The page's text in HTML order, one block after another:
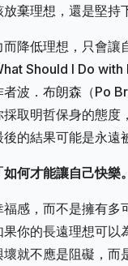
棄理想，還是堅持
而降低理想，只會讓
Should I Do
波．布朗森（Po
取明哲保身的態度
的結果可能是永遠
何才能讓自己快樂
感，而不是擁有多
你的長遠理想可以
就不應是阻礙，而